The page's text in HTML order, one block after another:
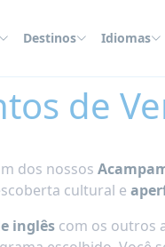
Destinos Idiomas
de
dos nossos
cultural e
inglês com os outros